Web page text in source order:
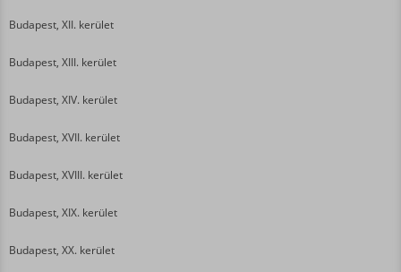
Budapest, XII. kerület
Budapest, XIII. kerület
Budapest, XIV. kerület
Budapest, XVII. kerület
Budapest, XVIII. kerület
Budapest, XIX. kerület
Budapest, XX. kerület